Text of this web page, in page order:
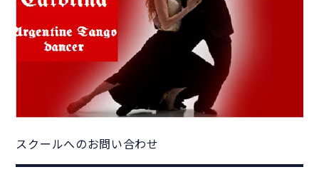
スクールへのお問い合わせ